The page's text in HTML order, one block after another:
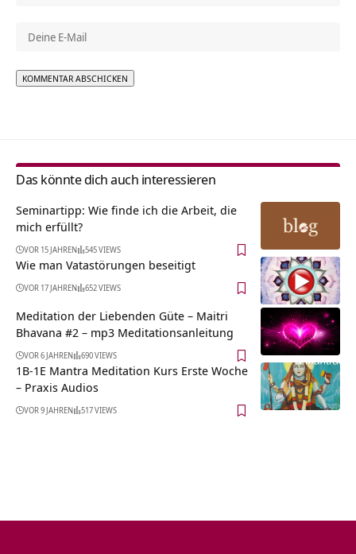
Das könnte dich auch interessieren
Seminartipp: Wie finde ich die Arbeit, die
mich erfüllt?
VOR 15 JAHREN 545 VIEWS
Wie man Vatastörungen beseitigt
VOR 17 JAHREN 652 VIEWS
Meditation der Liebenden Güte – Maitri
Bhavana #2 – mp3 Meditationsanleitung
VOR 6 JAHREN 690 VIEWS
1B-1E Mantra Meditation Kurs Erste Woche
– Praxis Audios
VOR 9 JAHREN 517 VIEWS